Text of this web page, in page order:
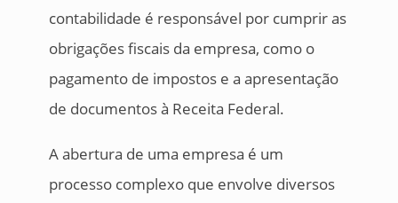
contabilidade é responsável por cumprir as
obrigações fiscais da empresa, como o
pagamento de impostos e a apresentação
de documentos à Receita Federal.
A abertura de uma empresa é um
processo complexo que envolve diversos